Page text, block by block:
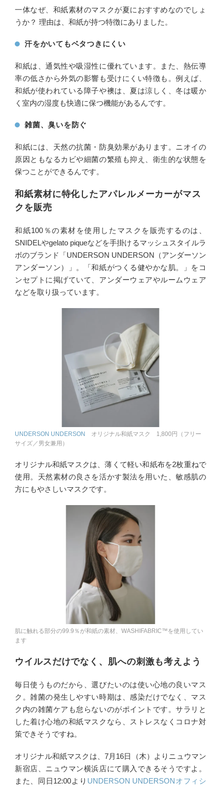
一体なぜ、和紙素材のマスクが夏におすすめなのでしょ
うか？ 理由は、和紙が持つ特徴にありました。
汗をかいてもベタつきにくい
和紙は、通気性や吸湿性に優れています。また、熱伝導
率の低さから外気の影響も受けにくい特徴も。例えば、
和紙が使われている障子や襖は、夏は涼しく、冬は暖か
く室内の湿度も快適に保つ機能があるんです。
雑菌、臭いを防ぐ
和紙には、天然の抗菌・防臭効果があります。ニオイの
原因ともなるカビや細菌の繁殖も抑え、衛生的な状態を
保つことができるんです。
和紙素材に特化したアパレルメーカーがマス
クを販売
和紙100％の素材を使用したマスクを販売するのは、
SNIDELやgelato piqueなどを手掛けるマッシュスタイルラ
ボのブランド「UNDERSON UNDERSON（アンダーソン
アンダーソン）」。「和紙がつくる健やかな肌。」をコ
ンセプトに掲げていて、アンダーウェアやルームウェア
などを取り扱っています。
UNDERSON UNDERSON オリジナル和紙マスク 1,800円（フリー
サイズ／男女兼用）
オリジナル和紙マスクは、薄くて軽い和紙布を2枚重ねで
使用。天然素材の良さを活かす製法を用いた、敏感肌の
方にもやさしいマスクです。
肌に触れる部分の99.9％が和紙の素材、WASHIFABRIC™を使用してい
ます
ウイルスだけでなく、肌への刺激も考えよう
毎日使うものだから、選びたいのは使い心地の良いマス
ク。雑菌の発生しやすい時期は、感染だけでなく、マス
ク内の雑菌ケアも怠らないのがポイントです。サラリと
した着け心地の和紙マスクなら、ストレスなくコロナ対
策できそうですね。
オリジナル和紙マスクは、7月16日（木）よりニュウマン
新宿店、ニュウマン横浜店にて購入できるそうですよ。
また、同日12:00より UNDERSON UNDERSONオフィシ